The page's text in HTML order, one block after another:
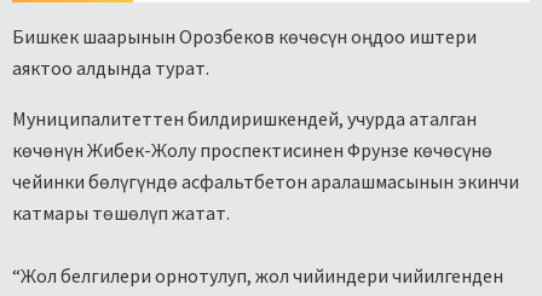
Бишкек шаарынын Орозбеков көчөсүн оңдоо иштери
аяктоо алдында турат.
Муниципалитеттен билдиришкендей, учурда аталган
көчөнүн Жибек-Жолу проспектисинен Фрунзе көчөсүнө
чейинки бөлүгүндө асфальтбетон аралашмасынын экинчи
катмары төшөлүп жатат.
“Жол белгилери орнотулуп, жол чийиндери чийилгенден